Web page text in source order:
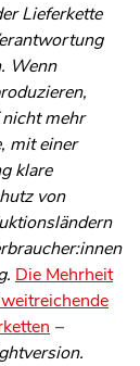
Lieferkette
Wenn
mehr
mit einer
klare
von
Die Mehrheit
–